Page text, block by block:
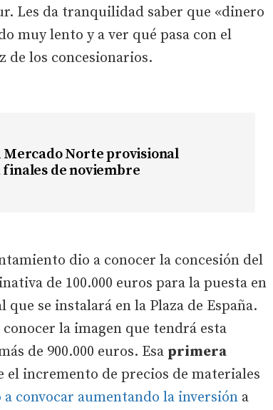
Les da tranquilidad saber que «dinero
muy lento y a ver qué pasa con el
de los concesionarios.
Mercado Norte provisional
finales de noviembre
dio a conocer la concesión del
de 100.000 euros para la puesta en
se instalará en la Plaza de España.
la imagen que tendrá esta
de 900.000 euros. Esa primera
el incremento de precios de materiales
a convocar aumentando la inversión a